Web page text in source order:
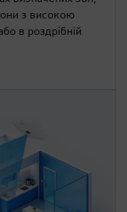
з високою
в роздрібній